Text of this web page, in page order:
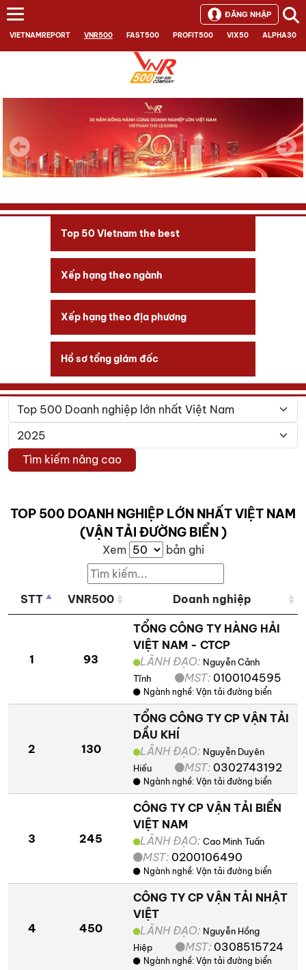
VIETNAMREPORT VNR500 FAST500 PROFIT500 VIX50 ALPHA30
ĐĂNG NHẬP
Next
Top 50 Vietnam the best
Xếp hạng theo ngành
Xếp hạng theo địa phương
Hồ sơ tổng giám đốc
Tìm kiếm nâng cao
TOP 500 DOANH NGHIỆP LỚN NHẤT VIỆT NAM
(VẬN TẢI ĐƯỜNG BIỂN )
Xem bản ghi
STT VNR500 Doanh nghiệp
1 93
TỔNG CÔNG TY HÀNG HẢI
VIỆT NAM - CTCP
LÃNH ĐẠO: Nguyễn Cảnh
Tĩnh
MST: 0100104595
Ngành nghề: Vận tải đường biển
2 130
TỔNG CÔNG TY CP VẬN TẢI
DẦU KHÍ
LÃNH ĐẠO: Nguyễn Duyên
Hiếu
MST: 0302743192
Ngành nghề: Vận tải đường biển
3 245
CÔNG TY CP VẬN TẢI BIỂN
VIỆT NAM
LÃNH ĐẠO: Cao Minh Tuấn
MST: 0200106490
Ngành nghề: Vận tải đường biển
4 450
CÔNG TY CP VẬN TẢI NHẬT
VIỆT
LÃNH ĐẠO: Nguyễn Hồng
Hiệp
MST: 0308515724
Ngành nghề: Vận tải đường biển